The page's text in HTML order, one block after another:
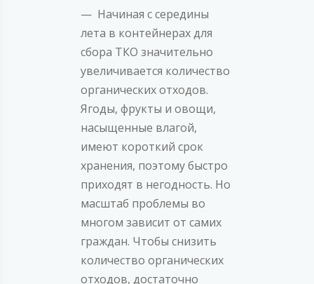
— Начиная с середины
лета в контейнерах для
сбора ТКО значительно
увеличивается количество
органических отходов.
Ягоды, фрукты и овощи,
насыщенные влагой,
имеют короткий срок
хранения, поэтому быстро
приходят в негодность. Но
масштаб проблемы во
многом зависит от самих
граждан. Чтобы снизить
количество органических
отходов, достаточно